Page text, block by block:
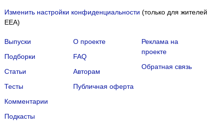
Изменить настройки конфиденциальности (только для жителей
EEA)
Выпуски
Подборки
Статьи
Тесты
Комментарии
Подкасты
О проекте
FAQ
Авторам
Публичная оферта
Реклама на
проекте
Обратная связь